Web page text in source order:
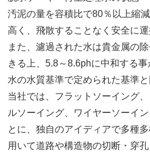
汚泥の量を容積比で80％以上縮
高く、飛散することなく安全に
また、濾過された水は貴金属の
きる上、5.8～8.6phに中和する
水の水質基準で定められた基準と
当社では、フラットソーイング
ルソーイング、ワイヤーソーイ
とに、独自のアイディアで多種
用いて道路や構造物の切断・穿孔